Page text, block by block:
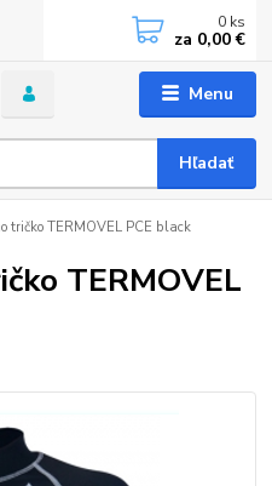
Menu
Hľadať
0 ks
za 0,00 €
tričko TERMOVEL PCE black
TERMOVEL